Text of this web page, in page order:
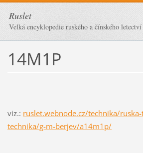
Ruslet
Velká encyklopedie ruského a čínského letectví
14M1P
viz.: ruslet.webnode.cz/technika/
technika/g-m-berjev/a14m1p/